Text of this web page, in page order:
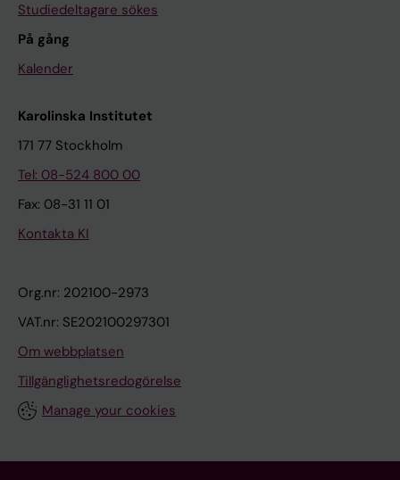
Studiedeltagare sökes
På gång
Kalender
Karolinska Institutet
171 77 Stockholm
Tel: 08-524 800 00
Fax: 08-31 11 01
Kontakta KI
Org.nr: 202100-2973
VAT.nr: SE202100297301
Om webbplatsen
Tillgänglighetsredogörelse
Manage your cookies